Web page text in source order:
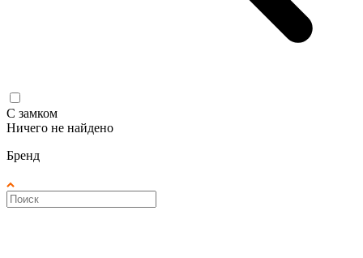
С замком
Ничего не найдено
Бренд